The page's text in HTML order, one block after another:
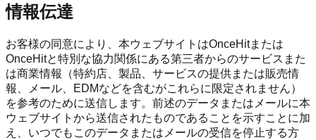
情報伝達
お客様の同意により、本ウェブサイトはOnceHitまたは
OnceHitと特別な協力関係にある第三者からのサービスまた
は商業情報（特約店、製品、サービスの提供または販売情
報、メール、EDMなどを含むがこれらに限定されません）
を参考のために送信します。前述のデータまたはメールに本
ウェブサイトから送信されたものであることを示すことに加
え、いつでもこのデータまたはメールの受信を停止する方